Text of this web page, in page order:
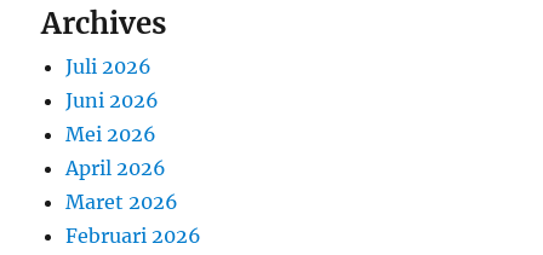
Archives
Juli 2026
Juni 2026
Mei 2026
April 2026
Maret 2026
Februari 2026